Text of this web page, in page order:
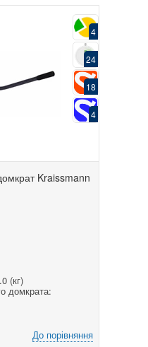
4
24
18
4
Kraissmann
(кг)
домкрата:
До порівняння